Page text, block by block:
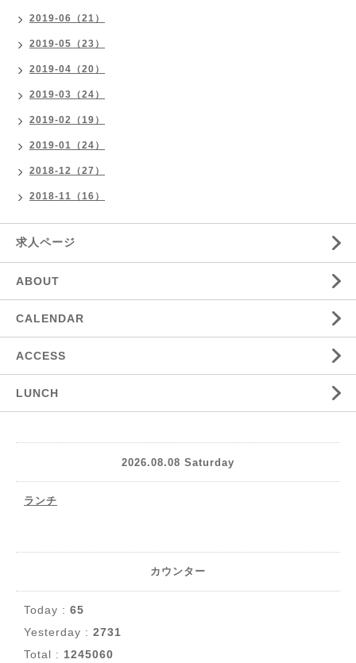
2019-06（21）
2019-05（23）
2019-04（20）
2019-03（24）
2019-02（19）
2019-01（24）
2018-12（27）
2018-11（16）
求人ページ
ABOUT
CALENDAR
ACCESS
LUNCH
2026.08.08 Saturday
ランチ
カウンター
Today : 65
Yesterday : 2731
Total : 1245060